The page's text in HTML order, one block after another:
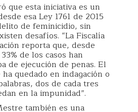
que esta iniciativa es un
esa Ley 1761 de 2015
de feminicidio, sin
desafíos. “La Fiscalía
reporta que, desde
de los casos han
de ejecución de penas. El
quedado en indagación o
dos de cada tres
en la impunidad”.
también es una